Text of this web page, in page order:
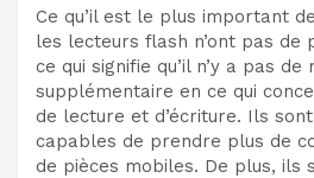
Ce qu’il est le plus important
les lecteurs flash n’ont pas de
ce qui signifie qu’il n’y a pas de
supplémentaire en ce qui
de lecture et d’écriture. Ils
capables de prendre plus de
de pièces mobiles. De plus, ils